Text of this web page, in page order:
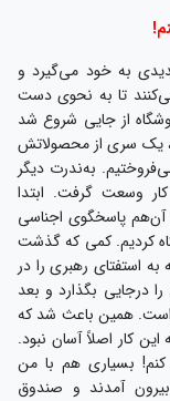
به خود می‌گیرد و
تا به نحوی دست
از جایی شروع شد
یک سری از محصولاتش
به‌ندرت دیگر
وسعت گرفت. ابتدا
آن‌هم پاسخگوی اجناسی
کردیم. کمی که گذشت
استفتای رهبری را در
درجایی بگذارد و بعد
است. همین باعث شد که
کار اصلاً آسان نبود.
بسیاری هم با من
آمدند و صندوق